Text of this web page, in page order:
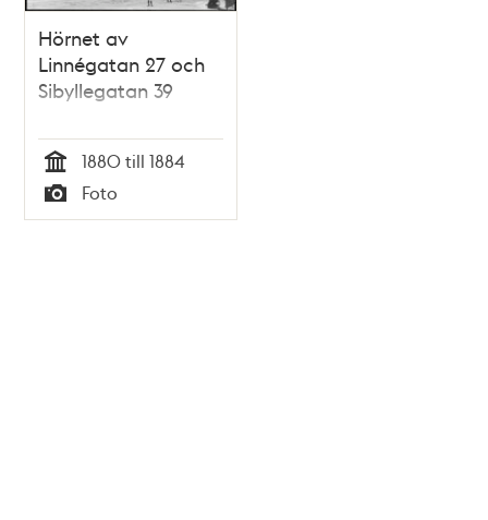
Hörnet av
Linnégatan 27 och
Sibyllegatan 39
Tid
1880 till 1884
Typ
Foto